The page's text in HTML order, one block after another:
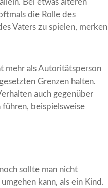
Bei etwas älteren
die Rolle des
Vaters zu spielen, merken
mehr als Autoritätsperson
Grenzen halten.
auch gegenüber
beispielsweise
sollte man nicht
kann, als ein Kind.